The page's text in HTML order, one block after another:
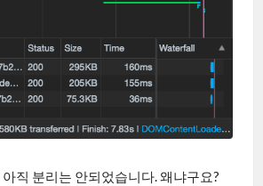
직 분리는 안되었습니다. 왜냐구요?